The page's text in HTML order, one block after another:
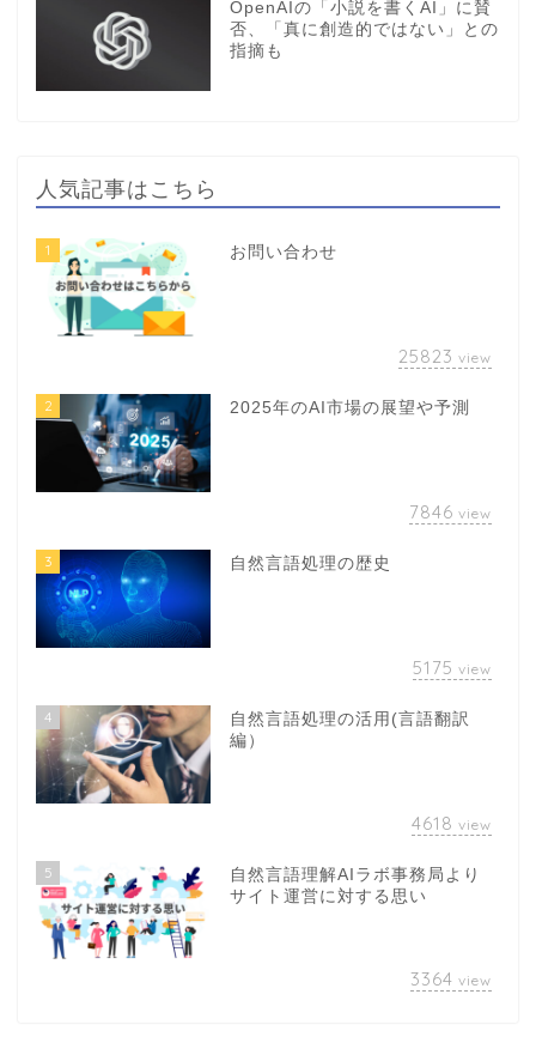
OpenAIの「小説を書くAI」に賛
否、「真に創造的ではない」との
指摘も
人気記事はこちら
1 お問い合わせ
25823 view
2 2025年のAI市場の展望や予測
7846 view
3 自然言語処理の歴史
5175 view
4
自然言語処理の活用(言語翻訳
編）
4618 view
5
自然言語理解AIラボ事務局より
サイト運営に対する思い
3364 view